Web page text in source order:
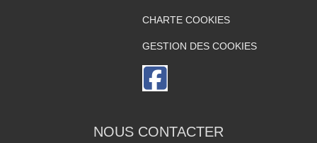
CHARTE COOKIES
GESTION DES COOKIES
NOUS CONTACTER